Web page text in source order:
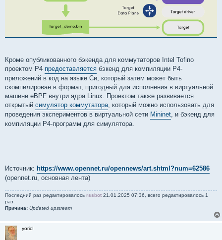
Кроме опубликованного бэкенда для коммутаторов Intel Tofino
проектом P4 предоставляется бэкенд для компиляции P4-
приложений в код на языке Си, который затем может быть
скомпилирован в формат, пригодный для исполнения в виртуальной
машине eBPF внутри ядра Linux. Проектом также развивается
открытый симулятор коммутатора, который можно использовать для
проведения экспериментов в виртуальной сети Mininet, и бэкенд для
компиляции P4-программ для симулятора.
Источник: https://www.opennet.ru/opennews/art.shtml?num=62586
(opennet.ru, основная лента)
Последний раз редактировалось rssbot 21.01.2025 07:36, всего редактировалось 1
раз.
Причина: Updated upstream
yoricI